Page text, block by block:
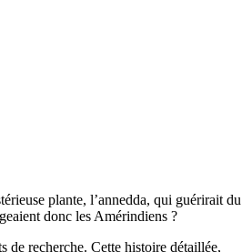
plante, l’annedda, qui guérirait du
donc les Amérindiens ?
de recherche. Cette histoire détaillée,